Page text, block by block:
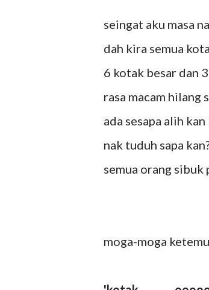
seingat aku masa
dah kira semua
6 kotak besar dan
rasa macam hilang
ada sesapa alih kan
nak tuduh sapa
semua orang sibuk
moga-moga